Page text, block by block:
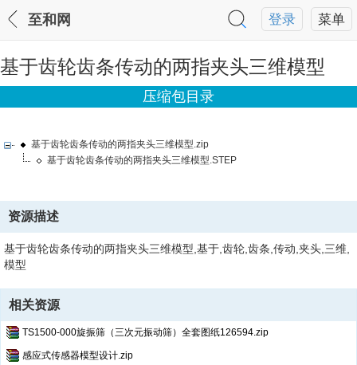
菜单
登录
至和网
基于齿轮齿条传动的两指夹头三维模型
压缩包目录
基于齿轮齿条传动的两指夹头三维模型.zip
基于齿轮齿条传动的两指夹头三维模型.STEP
资源描述
基于齿轮齿条传动的两指夹头三维模型,基于,齿轮,齿条,传动,夹头,三维,
模型
相关资源
TS1500-000旋振筛（三次元振动筛）全套图纸126594.zip
感应式传感器模型设计.zip